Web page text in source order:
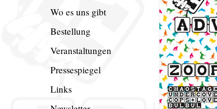
Wo es uns gibt
Bestellung
Veranstaltungen
Pressespiegel
Links